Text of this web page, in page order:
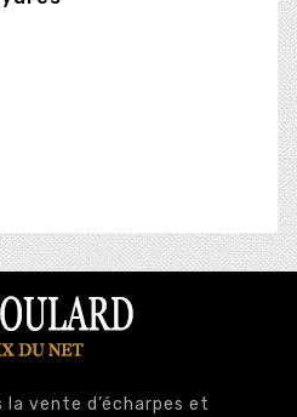
vente d’écharpes et